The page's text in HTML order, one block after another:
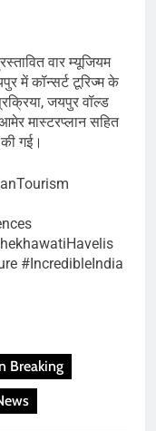
वार म्यूजियम
में कॉन्सर्ट टूरिज्म के
जयपुर वॉल्ड
मास्टरप्लान सहित
गई।
#IncredibleIndia
Breaking